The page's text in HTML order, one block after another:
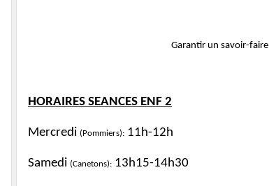
Garantir un savoir-
HORAIRES SEANCES ENF 2
Mercredi (Pommiers): 11h-12h
Samedi (Canetons): 13h15-14h30